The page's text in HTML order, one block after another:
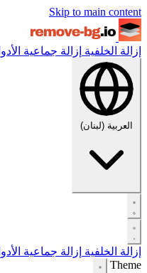
Skip to main content
إزالة الخلفية إزالة جماعية
العربية (لبنان)
إزالة الخلفية إزالة جماعية
Theme